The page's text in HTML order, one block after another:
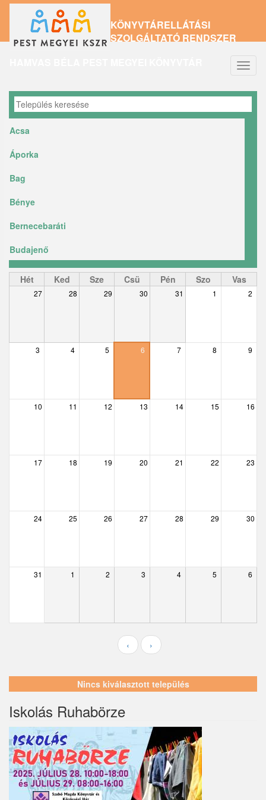
tartalomra
KÖNYVTÁRELLÁTÁSI
SZOLGÁLTATÓ RENDSZER
Acsa
Áporka
Bag
Bénye
Bernecebaráti
Budajenő
Ceglédbercel
Csemő
Csobánka
Délegyháza
Dunabogdány
Hernád
Iklad
Ipolydamásd
Ipolytölgyes
Hét Ked Sze Csü Pén Szo Vas
27 28 29 30 31 1 2
3 4 5 6 7 8 9
10 11 12 13 14 15 16
17 18 19 20 21 22 23
24 25 26 27 28 29 30
31 1 2 3 4 5 6
‹ ›
Nincs kiválasztott település
Iskolás Ruhabörze